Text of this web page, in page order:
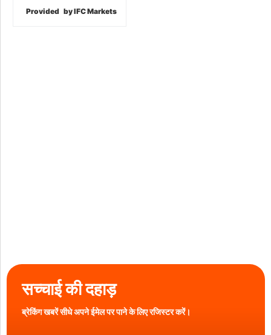
Provided by IFC Markets
सच्चाई की दहाड़
ब्रेकिंग खबरें सीधे अपने ईमेल पर पाने के लिए रजिस्टर करें।